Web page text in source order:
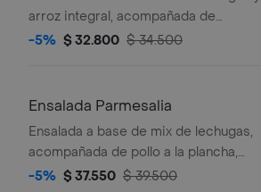
arroz integral, acompañada de
albóndigas de berenjena (5 unds),
vinagreta balsámica
-5% $ 32.800 $ 34.500
Ensalada Parmesalia
Ensalada a base de mix de lechugas,
acompañada de pollo a la plancha,
kale picado, tomate chonto, aguacate,
-5% $ 37.550 $ 39.500